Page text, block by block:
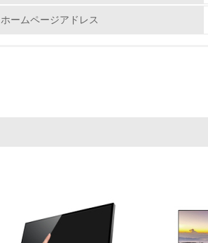
<L1> 廃棄物の発生量の削
ホームページアドレス